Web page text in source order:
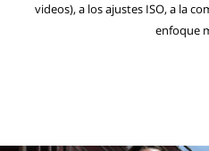
videos), a los ajustes ISO, a la
enfoque